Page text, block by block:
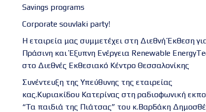
Savings programs
Corporate souvlaki party!
Η εταιρεία μας συμμετέχει στη Διεθνή Έκθεση
Πράσινη και Έξυπνη Ενέργεια Renewable
στο Διεθνές Εκθεσιακό Κέντρο Θεσσαλονίκης
Συνέντευξη της Υπεύθυνης της εταιρείας
κας.Κυριακίδου Κατερίνας στη ραδιοφωνική
“Τα παιδιά της Πιάτσας” του κ.Βαρδάκη